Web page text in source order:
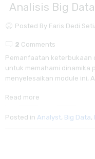
Analisis Big
Posted By Faris Dedi
2 Comments
Pemanfaatan keterbukaan
untuk memahami dinamika
menyelesaikan module ini,
Read more
Posted in Analyst, Big Data,